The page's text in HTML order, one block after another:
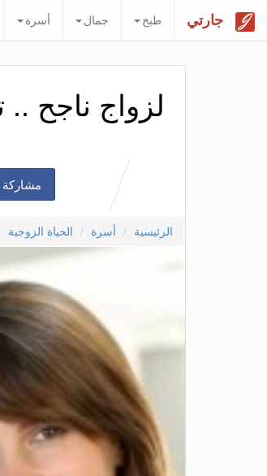
جارتي طبخ جمال أسرة
لزواج ناجح ..
الرئيسية أسرة الحياة الزوجية